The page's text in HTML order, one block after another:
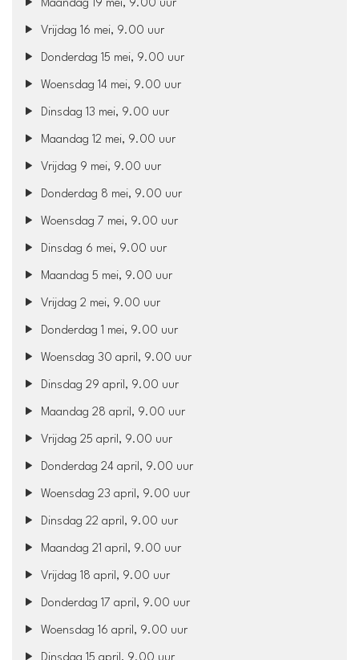
Maandag 19 mei, 9.00 uur
Vrijdag 16 mei, 9.00 uur
Donderdag 15 mei, 9.00 uur
Woensdag 14 mei, 9.00 uur
Dinsdag 13 mei, 9.00 uur
Maandag 12 mei, 9.00 uur
Vrijdag 9 mei, 9.00 uur
Donderdag 8 mei, 9.00 uur
Woensdag 7 mei, 9.00 uur
Dinsdag 6 mei, 9.00 uur
Maandag 5 mei, 9.00 uur
Vrijdag 2 mei, 9.00 uur
Donderdag 1 mei, 9.00 uur
Woensdag 30 april, 9.00 uur
Dinsdag 29 april, 9.00 uur
Maandag 28 april, 9.00 uur
Vrijdag 25 april, 9.00 uur
Donderdag 24 april, 9.00 uur
Woensdag 23 april, 9.00 uur
Dinsdag 22 april, 9.00 uur
Maandag 21 april, 9.00 uur
Vrijdag 18 april, 9.00 uur
Donderdag 17 april, 9.00 uur
Woensdag 16 april, 9.00 uur